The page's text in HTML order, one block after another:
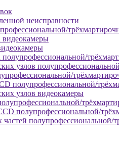
неисправности
видеокамеры
полупрофессиональной/
узлов
полупрофессиональной/
узлов видеокамеры
полупрофессиональной/
частей полупрофессиональной/